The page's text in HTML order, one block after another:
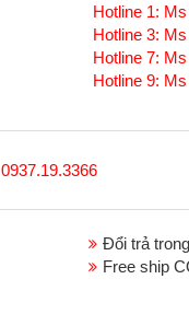
Hotline 1:
Hotline 3:
Hotline 7:
Hotline 9:
0937.19.3366
Đổi trả
Free ship